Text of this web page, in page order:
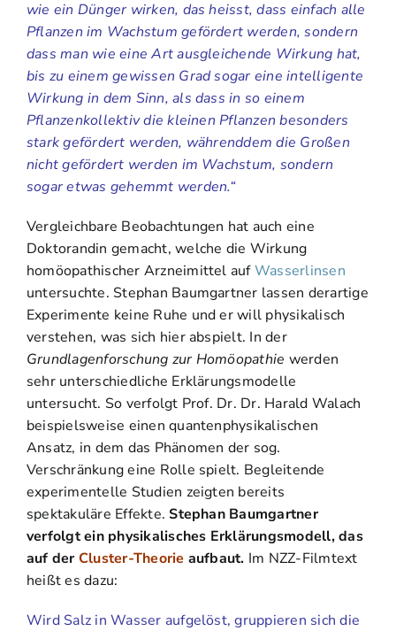
wie ein Dünger wirken, das heisst, dass einfach alle
Pflanzen im Wachstum gefördert werden, sondern
dass man wie eine Art ausgleichende Wirkung hat,
bis zu einem gewissen Grad sogar eine intelligente
Wirkung in dem Sinn, als dass in so einem
Pflanzenkollektiv die kleinen Pflanzen besonders
stark gefördert werden, währenddem die Großen
nicht gefördert werden im Wachstum, sondern
sogar etwas gehemmt werden.“
Vergleichbare Beobachtungen hat auch eine
Doktorandin gemacht, welche die Wirkung
homöopathischer Arzneimittel aufWasserlinsen
untersuchte. Stephan Baumgartner lassen derartige
Experimente keine Ruhe und er will physikalisch
verstehen, was sich hier abspielt. In der
Grundlagenforschung zur Homöopathie werden
sehr unterschiedliche Erklärungsmodelle
untersucht. So verfolgt Prof. Dr. Dr. Harald Walach
beispielsweise einen quantenphysikalischen
Ansatz, in dem das Phänomen der sog.
Verschränkung eine Rolle spielt. Begleitende
experimentelle Studien zeigten bereits
spektakuläre Effekte.Stephan Baumgartner
verfolgt ein physikalisches Erklärungsmodell, das
auf derCluster-Theorie aufbaut. Im NZZ-Filmtext
heißt es dazu:
Wird Salz in Wasser aufgelöst, gruppieren sich die